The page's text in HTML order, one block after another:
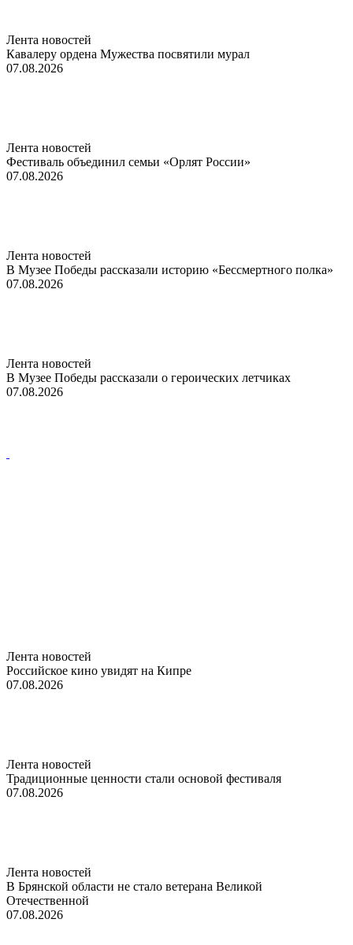
Лента новостей
Кавалеру ордена Мужества посвятили мурал
07.08.2026
Лента новостей
Фестиваль объединил семьи «Орлят России»
07.08.2026
Лента новостей
В Музее Победы рассказали историю «Бессмертного полка»
07.08.2026
Лента новостей
В Музее Победы рассказали о героических летчиках
07.08.2026
Лента новостей
Российское кино увидят на Кипре
07.08.2026
Лента новостей
Традиционные ценности стали основой фестиваля
07.08.2026
Лента новостей
В Брянской области не стало ветерана Великой
Отечественной
07.08.2026